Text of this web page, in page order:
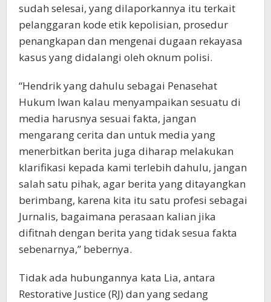
sudah selesai, yang dilaporkannya itu terkait
pelanggaran kode etik kepolisian, prosedur
penangkapan dan mengenai dugaan rekayasa
kasus yang didalangi oleh oknum polisi.
“Hendrik yang dahulu sebagai Penasehat
Hukum Iwan kalau menyampaikan sesuatu di
media harusnya sesuai fakta, jangan
mengarang cerita dan untuk media yang
menerbitkan berita juga diharap melakukan
klarifikasi kepada kami terlebih dahulu, jangan
salah satu pihak, agar berita yang ditayangkan
berimbang, karena kita itu satu profesi sebagai
Jurnalis, bagaimana perasaan kalian jika
difitnah dengan berita yang tidak sesua fakta
sebenarnya,” bebernya.
Tidak ada hubungannya kata Lia, antara
Restorative Justice (RJ) dan yang sedang